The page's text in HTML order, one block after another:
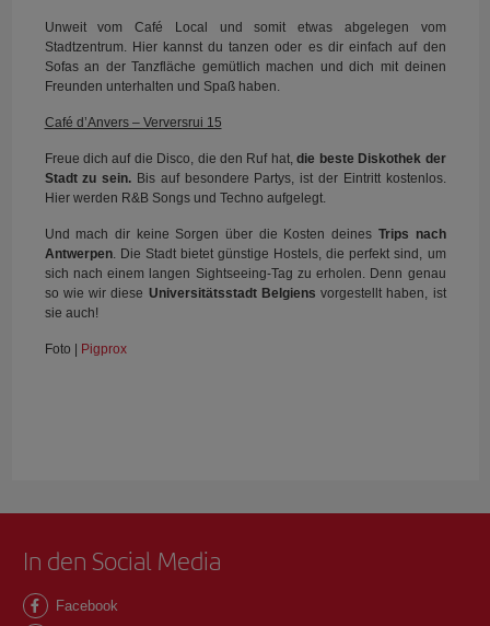
Unweit vom Café Local und somit etwas abgelegen vom
Stadtzentrum. Hier kannst du tanzen oder es dir einfach auf den
Sofas an der Tanzfläche gemütlich machen und dich mit deinen
Freunden unterhalten und Spaß haben.
Café d’Anvers – Verversrui 15
Freue dich auf die Disco, die den Ruf hat,die beste Diskothek der
Stadt zu sein. Bis auf besondere Partys, ist der Eintritt kostenlos.
Hier werden R&B Songs und Techno aufgelegt.
Und mach dir keine Sorgen über die Kosten deines Trips nach
Antwerpen. Die Stadt bietet günstige Hostels, die perfekt sind, um
sich nach einem langen Sightseeing-Tag zu erholen. Denn genau
so wie wir diese Universitätsstadt Belgiens vorgestellt haben, ist
sie auch!
Foto | Pigprox
In den Social Media
Facebook